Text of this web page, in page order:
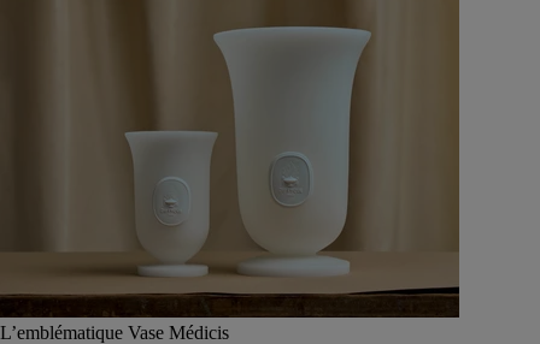
L’emblématique Vase Médicis